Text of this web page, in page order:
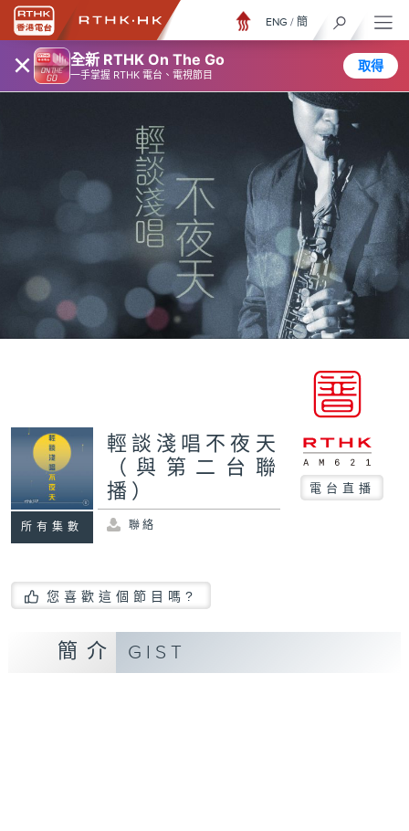
× 全新 RTHK On The Go
一手掌握 RTHK 電台、電視節目
取得
ENG / 簡
所有集數
輕談淺唱不夜天
（與第二台聯
播）
電台直播
聯絡
您喜歡這個節目嗎?
簡介 GIST